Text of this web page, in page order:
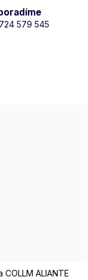
579 545
ALIANTE